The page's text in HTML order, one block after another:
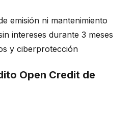
emisión ni mantenimiento
intereses durante 3 meses
y ciberprotección
Open Credit de